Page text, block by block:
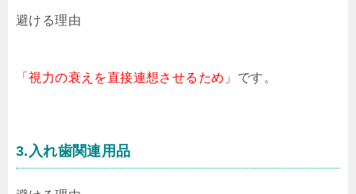
避ける理由
「視力の衰えを直接連想させるため」 です。
3.入れ歯関連用品